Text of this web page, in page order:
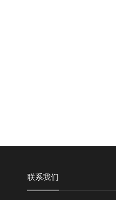
联系我们